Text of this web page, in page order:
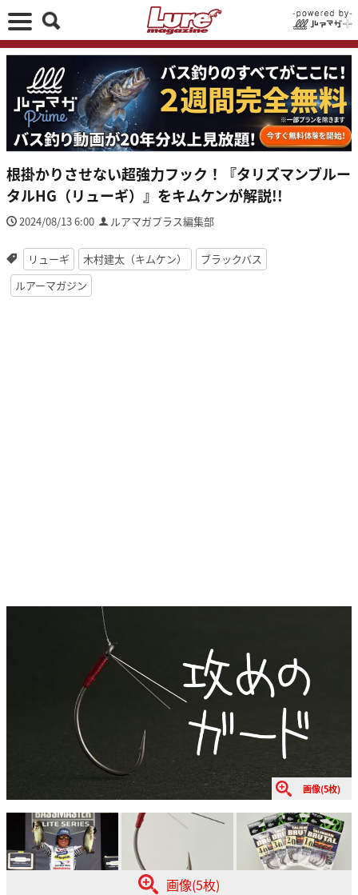
根掛かりさせない超強力フック！『タリズマンブルー
タルHG（リューギ）』をキムケンが解説!!
2024/08/13 6:00 ルアマガプラス編集部
リューギ 木村建太（キムケン）
ブラックバス
ルアーマガジン
画像(5枚)
画像(5枚)